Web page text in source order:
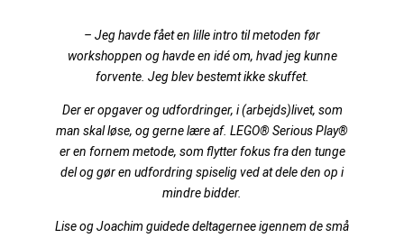
– Jeg havde fået en lille intro til metoden før
workshoppen og havde en idé om, hvad jeg kunne
forvente. Jeg blev bestemt ikke skuffet.
Der er opgaver og udfordringer, i (arbejds)livet, som
man skal løse, og gerne lære af. LEGO® Serious Play®
er en fornem metode, som flytter fokus fra den tunge
del og gør en udfordring spiselig ved at dele den op i
mindre bidder.
Lise og Joachim guidede deltagernee igennem de små